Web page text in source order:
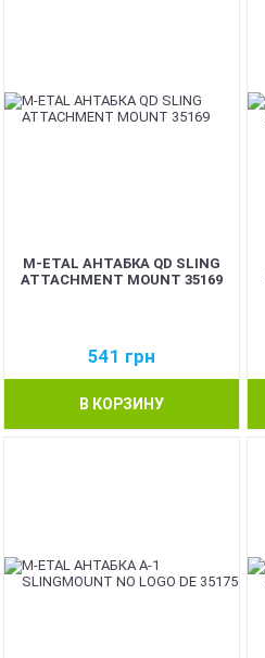
M-ETAL АНТАБКА QD SLING
ATTACHMENT MOUNT 35169
541 грн
В КОРЗИНУ